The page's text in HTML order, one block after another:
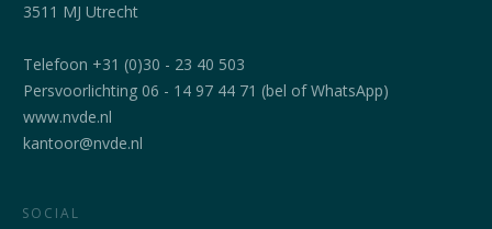
3511 MJ Utrecht
Telefoon +31 (0)30 - 23 40 503
Persvoorlichting 06 - 14 97 44 71 (bel of WhatsApp)
www.nvde.nl
kantoor@nvde.nl
SOCIAL